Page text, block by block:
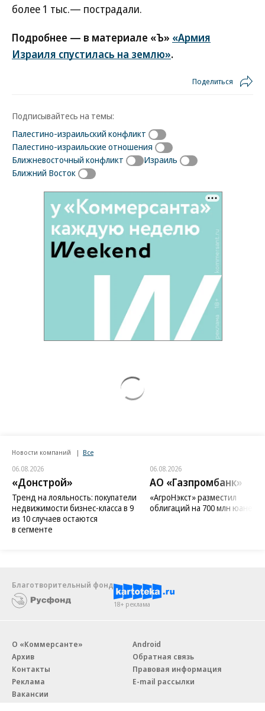
более 1 тыс.— пострадали.
Подробнее — в материале «Ъ» «Армия
Израиля спустилась на землю».
Поделиться
Подписывайтесь на темы:
Палестино-израильский конфликт
Палестино-израильские отношения
Ближневосточный конфликт
Израиль
Ближний Восток
Новости компаний Все
06.08.2026
«Донстрой»
Тренд на лояльность: покупатели
недвижимости бизнес-класса в 9
из 10 случаев остаются
в сегменте
06.08.2026
АО «Газпромбанк»
«АгроНэкст» разместил
облигаций на 700 млн юаней
Благотворительный фонд
18+ реклама
О «Коммерсанте»
Архив
Контакты
Реклама
Вакансии
Android
Обратная связь
Правовая информация
E-mail рассылки